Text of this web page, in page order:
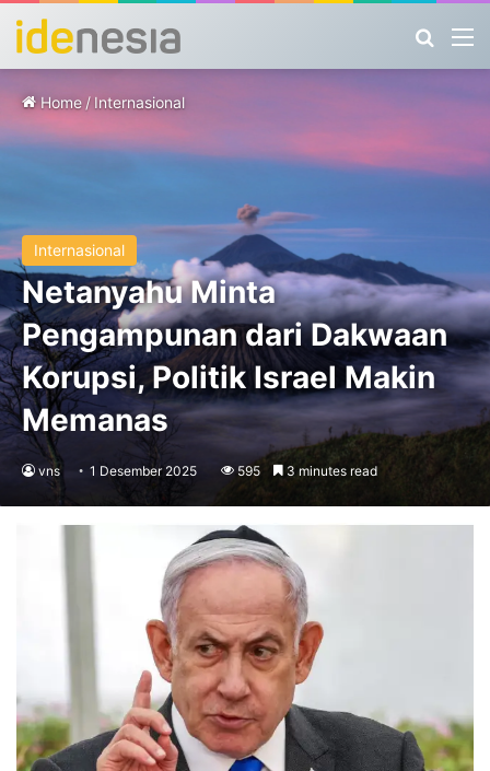
Home / Internasional
Internasional
Netanyahu Minta
Pengampunan dari Dakwaan
Korupsi, Politik Israel Makin
Memanas
vns 1 Desember 2025 595 3 minutes read